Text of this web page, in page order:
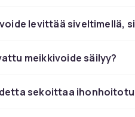
kahteen sävyä
peittämiseen.
levittää siveltimellä,
meikkivoide säilyy?
sekoittaa